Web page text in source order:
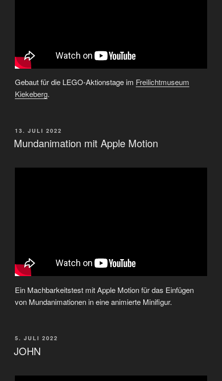
Gebaut für die LEGO-Aktionstage im Freilichtmuseum
Kiekeberg.
VERÖFFENTLICHT
AM
13. JULI 2022
Mundanimation mit Apple Motion
Ein Machbarkeitstest mit Apple Motion für das Einfügen
von Mundanimationen in eine animierte Minifigur.
VERÖFFENTLICHT
AM
5. JULI 2022
JOHN